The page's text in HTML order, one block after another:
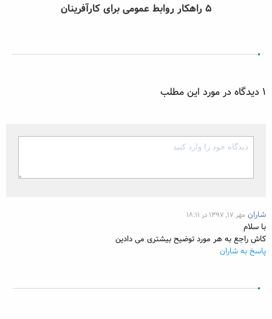
۵ راهکار روابط عمومی برای کارآفرینان
1 دیدگاه در مورد این مطلب
شاران مهر ۱۷, ۱۳۹۷ در ۱۸:۱۱
با سلام
کاش راجع به هر مورد توضیح بیشتری می دادین
پاسخ به شاران